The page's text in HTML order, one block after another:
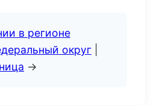
в регионе
округ
→